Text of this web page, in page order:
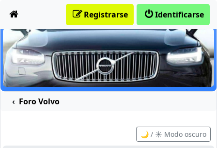
Identificarse
Registrarse
Foro Volvo
🌙 / ☀️ Modo oscuro